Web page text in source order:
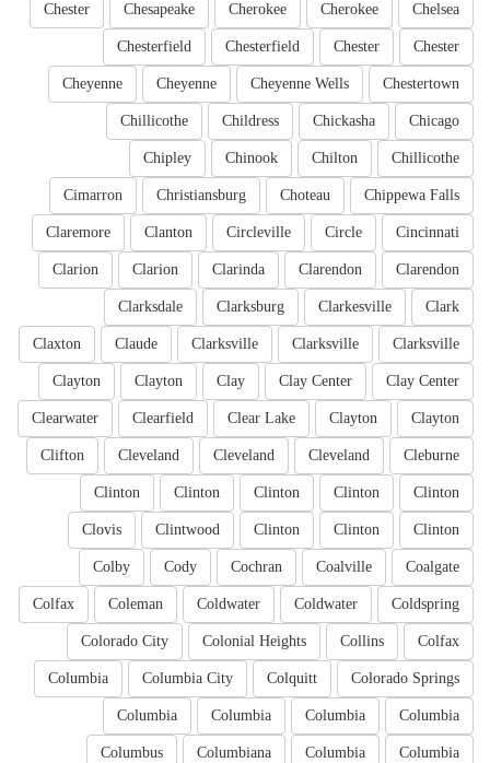
Chelsea
Cherokee
Cherokee
Chesapeake
Chester
Chester
Chester
Chesterfield
Chesterfield
Chestertown
Cheyenne Wells
Cheyenne
Cheyenne
Chicago
Chickasha
Childress
Chillicothe
Chillicothe
Chilton
Chinook
Chipley
Chippewa Falls
Choteau
Christiansburg
Cimarron
Cincinnati
Circle
Circleville
Clanton
Claremore
Clarendon
Clarendon
Clarinda
Clarion
Clarion
Clark
Clarkesville
Clarksburg
Clarksdale
Clarksville
Clarksville
Clarksville
Claude
Claxton
Clay Center
Clay Center
Clay
Clayton
Clayton
Clayton
Clayton
Clear Lake
Clearfield
Clearwater
Cleburne
Cleveland
Cleveland
Cleveland
Clifton
Clinton
Clinton
Clinton
Clinton
Clinton
Clinton
Clinton
Clinton
Clintwood
Clovis
Coalgate
Coalville
Cochran
Cody
Colby
Coldspring
Coldwater
Coldwater
Coleman
Colfax
Colfax
Collins
Colonial Heights
Colorado City
Colorado Springs
Colquitt
Columbia City
Columbia
Columbia
Columbia
Columbia
Columbia
Columbia
Columbia
Columbiana
Columbus